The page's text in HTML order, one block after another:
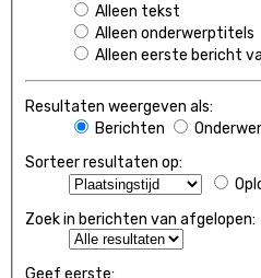
Alleen tekst
Alleen onderwerptitels
Alleen eerste bericht
Resultaten weergeven als:
Berichten
Sorteer resultaten op:
Zoek in berichten van afgelopen:
Geef eerste: